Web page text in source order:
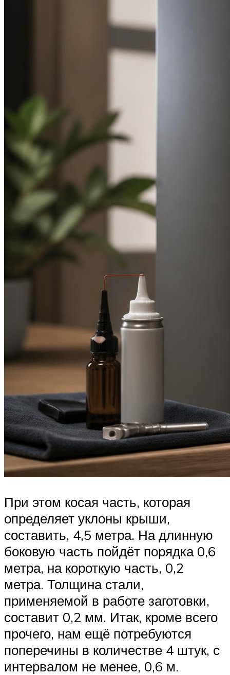
При этом косая часть, которая
определяет уклоны крыши,
составить, 4,5 метра. На длинную
боковую часть пойдёт порядка 0,6
метра, на короткую часть, 0,2
метра. Толщина стали,
применяемой в работе заготовки,
составит 0,2 мм. Итак, кроме всего
прочего, нам ещё потребуются
поперечины в количестве 4 штук, с
интервалом не менее, 0,6 м.